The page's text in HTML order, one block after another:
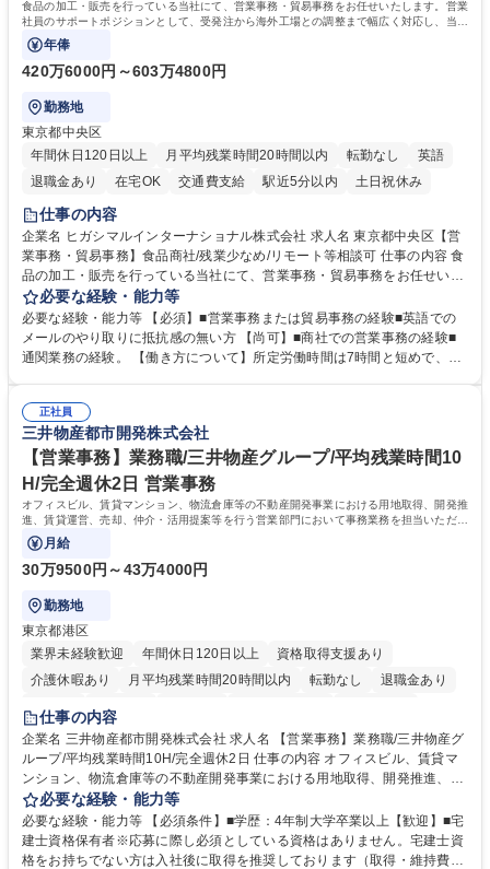
食品の加工・販売を行っている当社にて、営業事務・貿易事務をお任せいたします。営業
社員のサポートポジションとして、受発注から海外工場との調整まで幅広く対応し、当社
事業の根幹を支えていただきます。
年俸
420万6000円～603万4800円
勤務地
東京都中央区
年間休日120日以上
月平均残業時間20時間以内 転勤なし
英語
退職金あり
在宅OK 交通費支給 駅近5分以内 土日祝休み
仕事の内容
企業名 ヒガシマルインターナショナル株式会社 求人名 東京都中央区【営
業事務・貿易事務】食品商社/残業少なめ/リモート等相談可 仕事の内容 食
品の加工・販売を行っている当社にて、営業事務・貿易事務をお任せいた
します。営業社員のサポートポジションとして、受発注から海外工場との
調整まで幅広く対応し、当社事業の根幹を支えていただきます。 ■受発注
業務、請求書発行 ■海外工場とのスケジュール調整 ■在庫管理 ■輸入書類
の確認・作成 ■配送手配 ■通関業者を通して行う輸出入業全般 ■倉庫との
ルプロデュースしているため、商品に関わる全ての業務をサポート頂きま
す。 募集職種 東京都中央区【営業事務・貿易事務】食品商社/残業少なめ/
リモート等相談可
必要な経験・能力等
必要な経験・能力等 【必須】■営業事務または貿易事務の経験■英語での
メールのやり取りに抵抗感の無い方 【尚可】■商社での営業事務の経験■
通関業務の経験。 【働き方について】所定労働時間は7時間と短めで、残
の強み】1991年の設立以来、外食産業を中心としたお客様の多様なニー
ズに沿った冷凍水産物等の生産・輸入・販売を一貫して手掛けています。
自社工場と海外拠点の強固な連携によるワンストップサービスが最大の強
みです。 学歴・資格 学歴：大学院 大学 語学力：英語 資格：
正社員
三井物産都市開発株式会社
【営業事務】業務職/三井物産グループ/平均残業時間10
H/完全週休2日 営業事務
オフィスビル、賃貸マンション、物流倉庫等の不動産開発事業における用地取得、開発推
進、賃貸運営、売却、仲介・活用提案等を行う営業部門において事務業務を担当いただき
ます。
月給
30万9500円～43万4000円
勤務地
東京都港区
業界未経験歓迎
年間休日120日以上
資格取得支援あり
介護休暇あり
月平均残業時間20時間以内 転勤なし
退職金あり
在宅OK
賞与あり
駅近5分以内
土日祝休み 寮・社宅あり
仕事の内容
企業名 三井物産都市開発株式会社 求人名 【営業事務】業務職/三井物産グ
ループ/平均残業時間10H/完全週休2日 仕事の内容 オフィスビル、賃貸マ
ンション、物流倉庫等の不動産開発事業における用地取得、開発推進、賃
貸運営、売却、仲介・活用提案等を行う営業部門において事務業務を担当
いただきます。 【詳細】・契約書管理、契約書製本、捺印対応、ファイリ
ング、登記簿取得、調書取得・支払業務（各種費用支払、支払管理、請
求・支払データ登録、取引先マスター申請対応）・予算作成及び予実管
必要な経験・能力等
必要な経験・能力等 【必須条件】■学歴：4年制大学卒業以上【歓迎】■宅
建士資格保有者※応募に際し必須としている資格はありません。宅建士資
格をお持ちでない方は入社後に取得を推奨しております（取得・維持費用